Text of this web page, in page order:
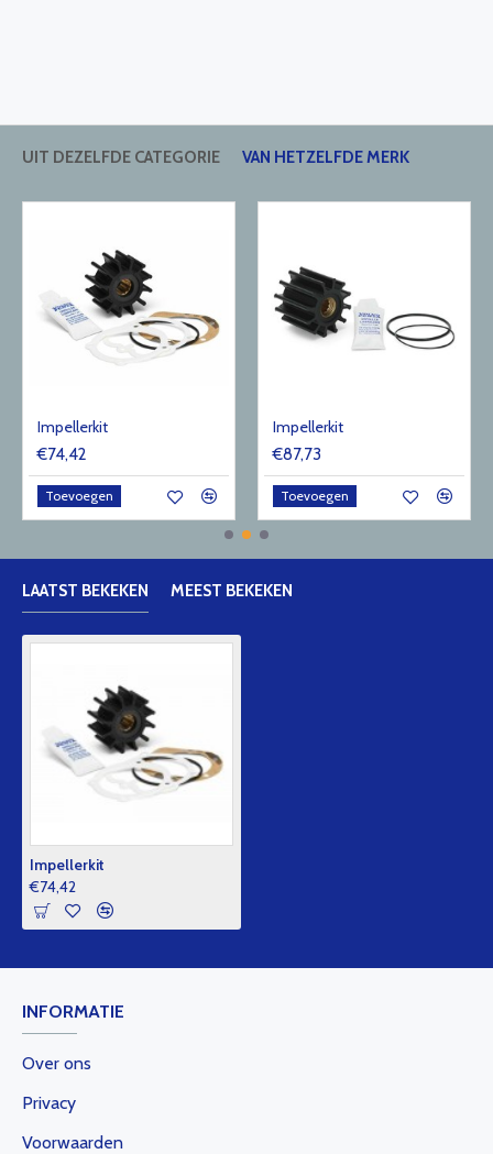
UIT DEZELFDE CATEGORIE VAN HETZELFDE MERK
Impellerkit
€74,42
Toevoegen
Impellerkit
€87,73
Toevoegen
LAATST BEKEKEN MEEST BEKEKEN
Impellerkit
€74,42
INFORMATIE
Over ons
Privacy
Voorwaarden